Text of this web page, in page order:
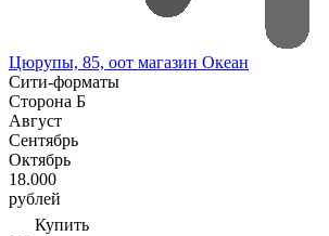
Цюрупы, 85, оот магазин Океан
Сити-форматы
Сторона Б
Август
Сентябрь
Октябрь
18.000
рублей
Купить